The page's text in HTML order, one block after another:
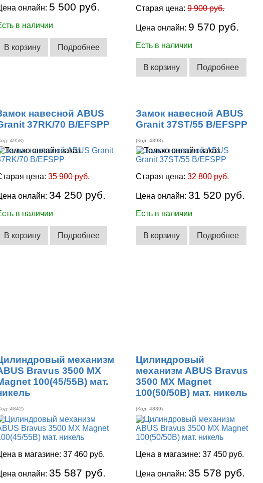
онлайн: 5 500 руб.
в наличии
В корзину Подробнее
Старая цена:9 900 руб.
Цена онлайн: 9 570 руб.
Есть в наличии
В корзину Подробнее
навесной ABUS
37RK/70 B/EFSPP
4958)
цена:35 900 руб.
онлайн: 34 250 руб.
в наличии
В корзину Подробнее
Замок навесной ABUS
Granit 37ST/55 B/EFSPP
(Код:4898)
Старая цена:32 800 руб.
Цена онлайн:31 520 руб.
Есть в наличии
В корзину Подробнее
механизм
Bravus 3500 MX
100(45/55В) мат.
4842)
в магазине: 37 460 руб.
онлайн: 35 587 руб.
Цилиндровый
механизм ABUS Bravus
3500 MX Magnet
100(50/50В) мат. никель
(Код:4839)
Цена в магазине:37 450 руб.
Цена онлайн:35 578 руб.